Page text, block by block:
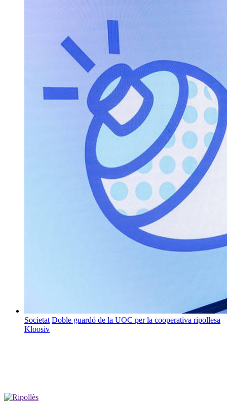
Societat Doble guardó de la UOC per la cooperativa ripollesa
Kloosiv